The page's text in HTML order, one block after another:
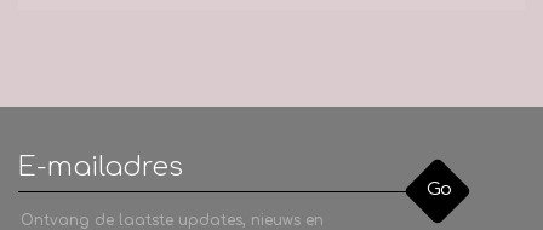
Go
Ontvang de laatste updates, nieuws en